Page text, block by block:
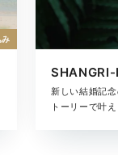
新しい結婚記念
トーリーで叶